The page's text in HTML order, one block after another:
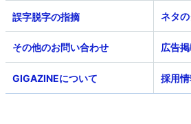
ネタの
その他のお問い合わせ 広告
GIGAZINEについて 採用情